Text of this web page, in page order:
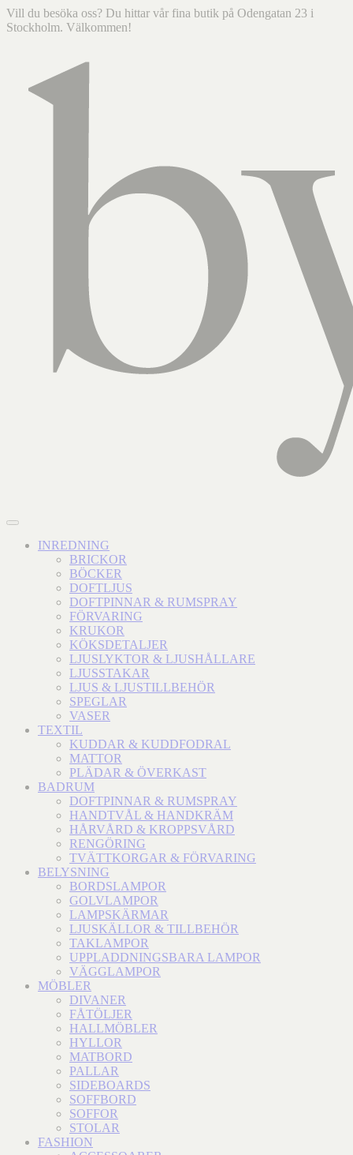
Vill du besöka oss? Du hittar vår fina butik på Odengatan 23 i
Stockholm. Välkommen!
INREDNING
BRICKOR
BÖCKER
DOFTLJUS
DOFTPINNAR & RUMSPRAY
FÖRVARING
KRUKOR
KÖKSDETALJER
LJUSLYKTOR & LJUSHÅLLARE
LJUSSTAKAR
LJUS & LJUSTILLBEHÖR
SPEGLAR
VASER
TEXTIL
KUDDAR & KUDDFODRAL
MATTOR
PLÄDAR & ÖVERKAST
BADRUM
DOFTPINNAR & RUMSPRAY
HANDTVÅL & HANDKRÄM
HÅRVÅRD & KROPPSVÅRD
RENGÖRING
TVÄTTKORGAR & FÖRVARING
BELYSNING
BORDSLAMPOR
GOLVLAMPOR
LAMPSKÄRMAR
LJUSKÄLLOR & TILLBEHÖR
TAKLAMPOR
UPPLADDNINGSBARA LAMPOR
VÄGGLAMPOR
MÖBLER
DIVANER
FÅTÖLJER
HALLMÖBLER
HYLLOR
MATBORD
PALLAR
SIDEBOARDS
SOFFBORD
SOFFOR
STOLAR
FASHION